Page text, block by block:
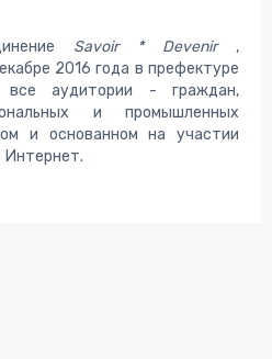
Savoir * Devenir,
2016 года в префектуре
все аудитории - граждан,
и промышленных
и основанном на участии
Интернет.